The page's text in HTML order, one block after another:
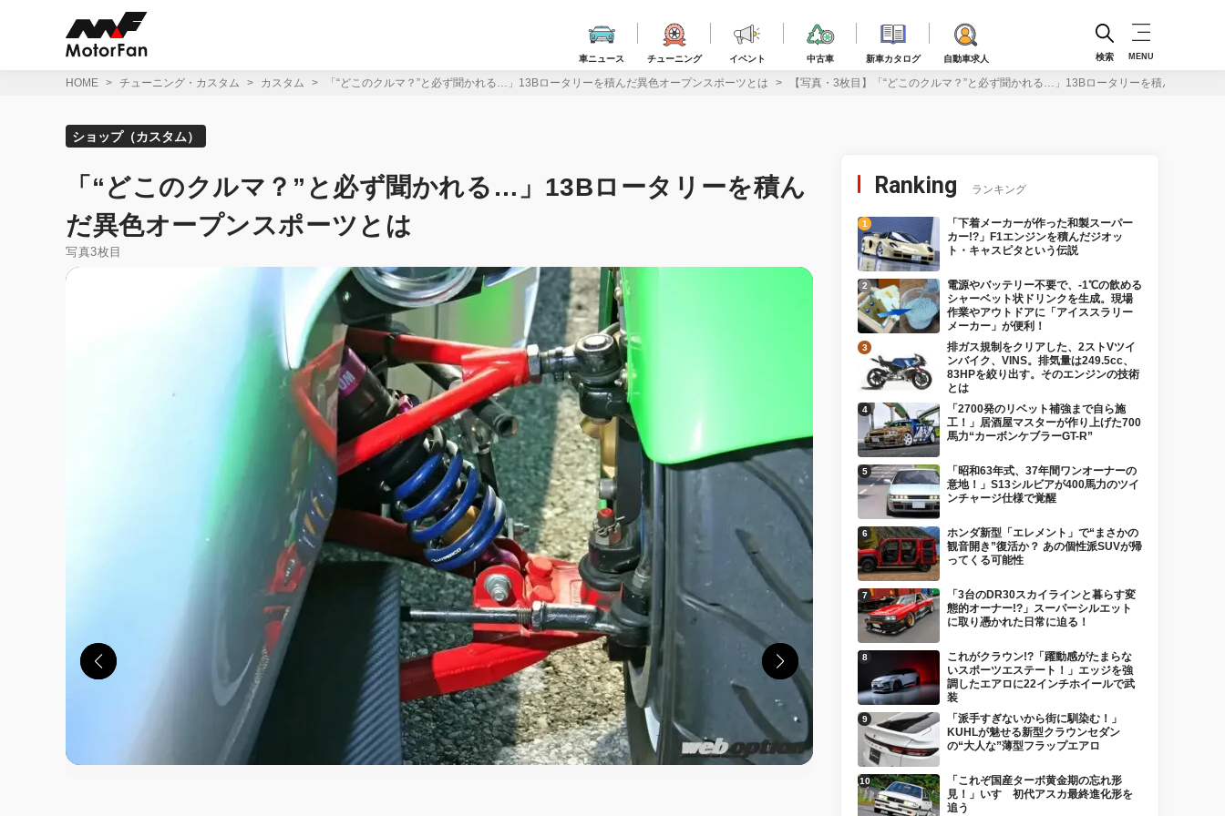
車ニュース チューニング イベント 中古車 新車カタログ 自動車求人 検索 MENU
HOME チューニング・カスタム カスタム 「“どこのクルマ？”と必ず聞かれる…」13Bロータリーを積んだ異色オープンスポーツとは 【写真・3枚目】「“どこのクルマ？”と必ず聞かれる…」13Bロータリーを積んだ異色オ
ショップ（カスタム）
「“どこのクルマ？”と必ず聞かれる…」13Bロータリーを積ん
だ異色オープンスポーツとは
写真3枚目
Ranking ランキング
「下着メーカーが作った和製スーパー
カー!?」F1エンジンを積んだジオッ
ト・キャスピタという伝説
電源やバッテリー不要で、-1℃の飲める
シャーベット状ドリンクを生成。現場
作業やアウトドアに「アイススラリー
メーカー」が便利！
排ガス規制をクリアした、2ストVツイ
ンバイク、VINS。排気量は249.5cc、
83HPを絞り出す。そのエンジンの技術
とは
「2700発のリベット補強まで自ら施
工！」居酒屋マスターが作り上げた700
馬力“カーボンケブラーGT-R”
「昭和63年式、37年間ワンオーナーの
意地！」S13シルビアが400馬力のツイ
ンチャージ仕様で覚醒
ホンダ新型「エレメント」で“まさかの
観音開き”復活か？ あの個性派SUVが帰
ってくる可能性
「3台のDR30スカイラインと暮らす変
態的オーナー!?」スーパーシルエット
に取り憑かれた日常に迫る！
これがクラウン!?「躍動感がたまらな
いスポーツエステート！」エッジを強
調したエアロに22インチホイールで武
装
「派手すぎないから街に馴染む！」
KUHLが魅せる新型クラウンセダン
の“大人な”薄型フラップエアロ
「これぞ国産ターボ黄金期の忘れ形
見！」いすゞ初代アスカ最終進化形を
追う